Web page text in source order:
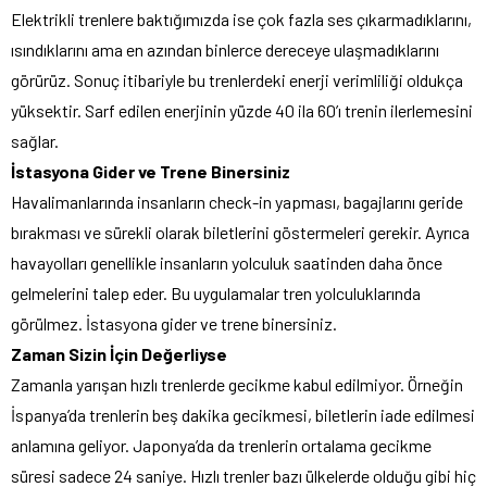
Elektrikli trenlere baktığımızda ise çok fazla ses çıkarmadıklarını,
ısındıklarını ama en azından binlerce dereceye ulaşmadıklarını
görürüz. Sonuç itibariyle bu trenlerdeki enerji verimliliği oldukça
yüksektir. Sarf edilen enerjinin yüzde 40 ila 60’ı trenin ilerlemesini
sağlar.
İstasyona Gider ve Trene Binersiniz
Havalimanlarında insanların check-in yapması, bagajlarını geride
bırakması ve sürekli olarak biletlerini göstermeleri gerekir. Ayrıca
havayolları genellikle insanların yolculuk saatinden daha önce
gelmelerini talep eder. Bu uygulamalar tren yolculuklarında
görülmez. İstasyona gider ve trene binersiniz.
Zaman Sizin İçin Değerliyse
Zamanla yarışan hızlı trenlerde gecikme kabul edilmiyor. Örneğin
İspanya’da trenlerin beş dakika gecikmesi, biletlerin iade edilmesi
anlamına geliyor. Japonya’da da trenlerin ortalama gecikme
süresi sadece 24 saniye. Hızlı trenler bazı ülkelerde olduğu gibi hiç